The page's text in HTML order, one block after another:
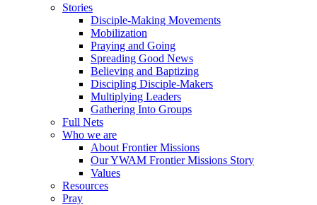
Stories
Disciple-Making Movements
Mobilization
Praying and Going
Spreading Good News
Believing and Baptizing
Discipling Disciple-Makers
Multiplying Leaders
Gathering Into Groups
Full Nets
Who we are
About Frontier Missions
Our YWAM Frontier Missions Story
Values
Resources
Pray